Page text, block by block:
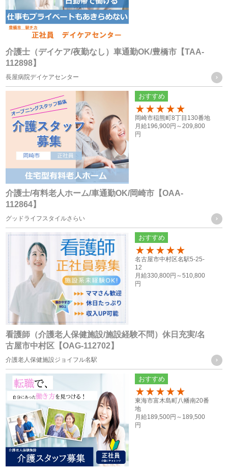
（２） 法令に基づく場合
（３） 人の生命、身体又は財産の保護のために必要がある場
合であって、ご本人様の同意を得ることが困難な場合
（４） 公衆衛生の向上又は児童の健全な育成の推進のために
特に必要がある場合であって、ご本人様の同意を得ることが
困難な場合
（５） 国の機関もしくは地方公共団体又はその委託を受けた
者が法令の定める事務を遂行することに対して協力する必要
がある場合であって、ご本人様の同意を得ることによって当
該事務の遂行に支障を及ぼすおそれがある場合
（６） 業務を円滑に遂行するため、利用目的の達成に必要な
範囲内で個人情報の取扱いの全部又は一部を委託する場合
個人情報の共同利用
当社は、お客様から取得した個人情報を、下記に記載したグ
ループ会社間で共同利用をする場合があります。
共同利用するものの範囲
・株式会社F.T.S
・株式会社フォーテック.プロ
共同利用する個人情報の項目及び利用目的
従業員員や登録スタッフの方の個人情報
・人事労務管理に関わる諸手続き（年金、労働保険等）を行
う際に、当社グループ各社の人事担当者がその目的の限りに
おいて使用するため
・ご家族等の氏名、住所、電話番号は、法令に基づく各種手
続きの他、本人に万一のことがあった際の緊急連絡先として
の使用の為
・当社グループ各社間における人員配置を検討する際の資料
とするため
介護士（デイケア/夜勤なし）車通勤OK/豊橋市【TAA-
112898】
長屋病院デイケアセンター
介護士/有料老人ホーム/車通勤OK/岡崎市【OAA-
112864】
グッドライフスタイルさらい
おすすめ
100
岡崎市稲熊町8丁目130番地
月給196,900円～209,800
円
看護師（介護老人保健施設/施設経験不問）休日充実/名
古屋市中村区【OAG-112702】
介護老人保健施設ジョイフル名駅
おすすめ
100
名古屋市中村区名駅5-25-
12
月給330,800円～510,800
円
おすすめ
100
東海市富木島町八幡南20番
地
月給189,500円～ 189,500
円